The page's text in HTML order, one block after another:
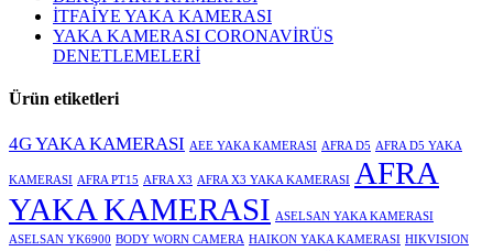
İTFAİYE YAKA KAMERASI
YAKA KAMERASI CORONAVİRÜS
DENETLEMELERİ
Ürün etiketleri
4G YAKA KAMERASI AEE YAKA KAMERASI AFRA D5 AFRA D5 YAKA
KAMERASI AFRA PT15 AFRA X3 AFRA X3 YAKA KAMERASI AFRA
YAKA KAMERASI ASELSAN YAKA KAMERASI
ASELSAN YK6900 BODY WORN CAMERA HAIKON YAKA KAMERASI HIKVISION